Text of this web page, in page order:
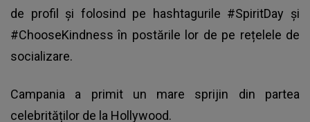
de profil și folosind pe hashtagurile #SpiritDay și
#ChooseKindness în postările lor de pe rețelele de
socializare.
Campania a primit un mare sprijin din partea
celebrităților de la Hollywood.